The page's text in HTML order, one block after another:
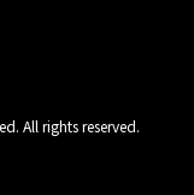
All rights reserved.